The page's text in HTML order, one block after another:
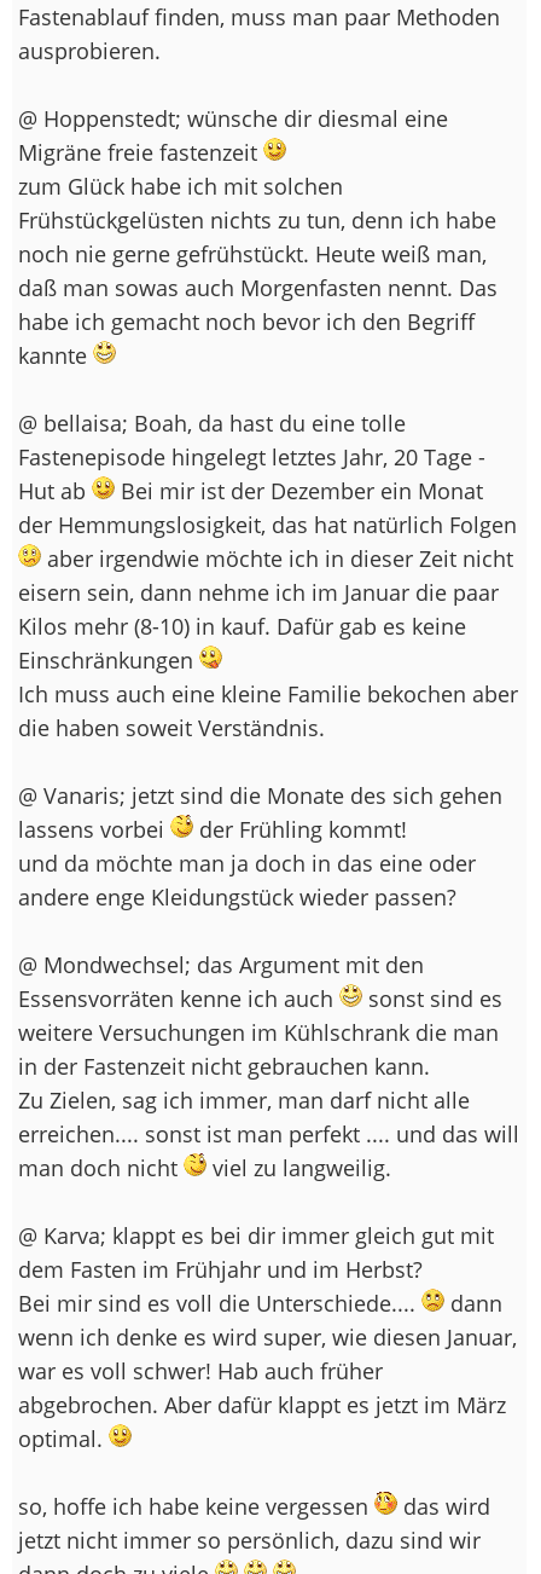
Fastenablauf finden, muss man paar Methoden
ausprobieren.
@ Hoppenstedt; wünsche dir diesmal eine
Migräne freie fastenzeit
zum Glück habe ich mit solchen
Frühstückgelüsten nichts zu tun, denn ich habe
noch nie gerne gefrühstückt. Heute weiß man,
daß man sowas auch Morgenfasten nennt. Das
habe ich gemacht noch bevor ich den Begriff
kannte
@ bellaisa; Boah, da hast du eine tolle
Fastenepisode hingelegt letztes Jahr, 20 Tage -
Hut ab
Bei mir ist der Dezember ein Monat
der Hemmungslosigkeit, das hat natürlich Folgen
aber irgendwie möchte ich in dieser Zeit nicht
eisern sein, dann nehme ich im Januar die paar
Kilos mehr (8-10) in kauf. Dafür gab es keine
Einschränkungen
Ich muss auch eine kleine Familie bekochen aber
die haben soweit Verständnis.
@ Vanaris; jetzt sind die Monate des sich gehen
lassens vorbei
der Frühling kommt!
und da möchte man ja doch in das eine oder
andere enge Kleidungstück wieder passen?
@ Mondwechsel; das Argument mit den
Essensvorräten kenne ich auch
sonst sind es
weitere Versuchungen im Kühlschrank die man
in der Fastenzeit nicht gebrauchen kann.
Zu Zielen, sag ich immer, man darf nicht alle
erreichen.... sonst ist man perfekt .... und das will
man doch nicht
viel zu langweilig.
@ Karva; klappt es bei dir immer gleich gut mit
dem Fasten im Frühjahr und im Herbst?
Bei mir sind es voll die Unterschiede....
dann
wenn ich denke es wird super, wie diesen Januar,
war es voll schwer! Hab auch früher
abgebrochen. Aber dafür klappt es jetzt im März
optimal.
so, hoffe ich habe keine vergessen
das wird
jetzt nicht immer so persönlich, dazu sind wir